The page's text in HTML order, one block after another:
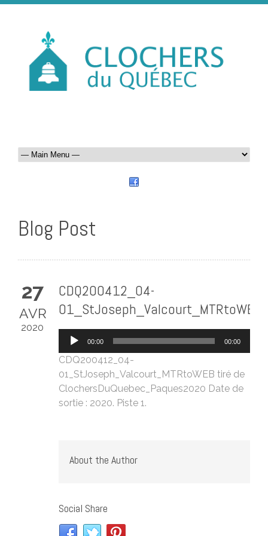
Blog Post
27
AVR
2020
CDQ200412_04-
01_StJoseph_Valcourt_MTRtoWEB
Lecteur
00:00 00:00
CDQ200412_04-
01_StJoseph_Valcourt_MTRtoWEB tiré de
ClochersDuQuebec_Paques2020 Date de
sortie : 2020. Piste 1.
About the Author
Social Share